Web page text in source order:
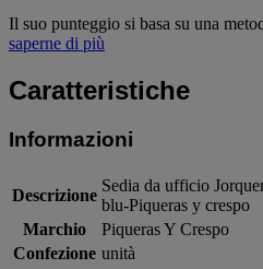
Il suo punteggio si basa su una
saperne di più
Caratteristiche
Informazioni
Descrizione
Sedia da ufficio
blu-Piqueras y crespo
Marchio
Piqueras Y Crespo
Confezione unità